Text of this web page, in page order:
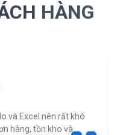
HÀNG
và Excel nên rất khó
hàng, tồn kho và